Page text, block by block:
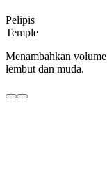
Pelipis
Temple
Menambahkan
lembut dan muda.